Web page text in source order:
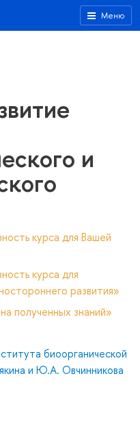
Меню
и
курса для Вашей
курса для
развития»
полученных знаний»
биоорганической
и Ю.А. Овчинникова